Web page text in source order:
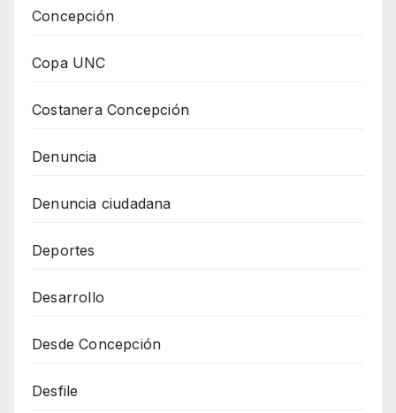
Concepción
Copa UNC
Costanera Concepción
Denuncia
Denuncia ciudadana
Deportes
Desarrollo
Desde Concepción
Desfile